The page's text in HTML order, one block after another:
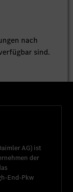
nach
sind.
AG) ist
der
End-Pkw